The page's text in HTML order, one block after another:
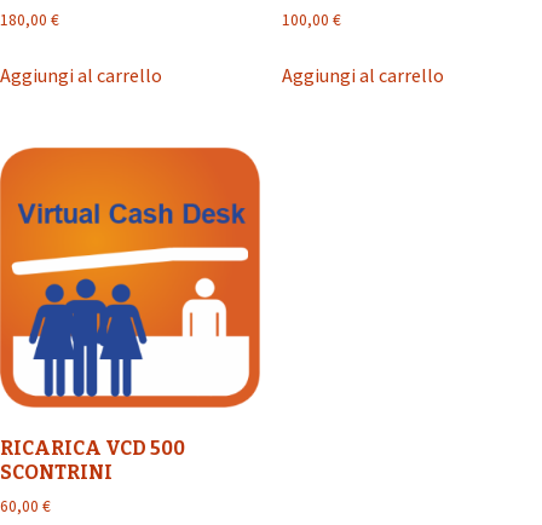
180,00 €
Aggiungi al carrello
100,00 €
Aggiungi al carrello
RICARICA VCD 500
SCONTRINI
60,00 €